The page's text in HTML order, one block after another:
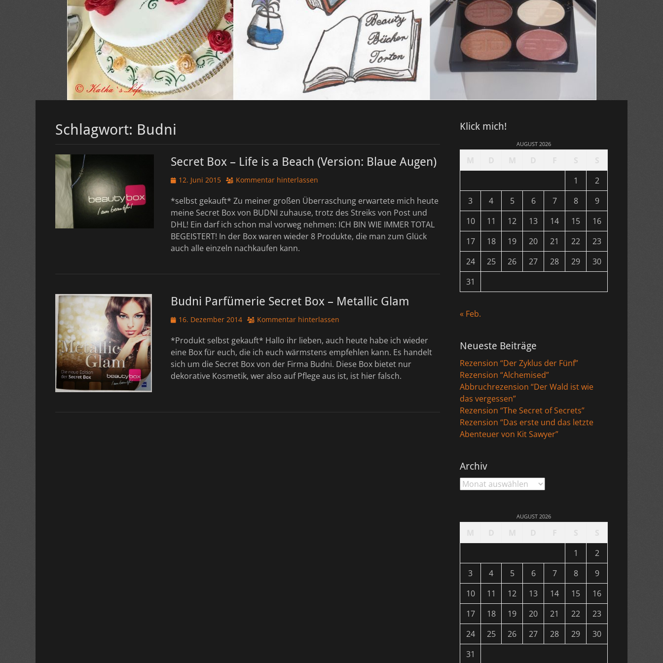
Schlagwort: Budni
Secret Box – Life is a Beach (Version: Blaue Augen)
Veröffentlicht
12. Juni 2015 Kommentar hinterlassen
*selbst gekauft* Zu meiner großen Überraschung erwartete mich heute
meine Secret Box von BUDNI zuhause, trotz des Streiks von Post und
DHL! Ein darf ich schon mal vorweg nehmen: ICH BIN WIE IMMER TOTAL
BEGEISTERT! In der Box waren wieder 8 Produkte, die man zum Glück
auch alle einzeln nachkaufen kann.
Budni Parfümerie Secret Box – Metallic Glam
Veröffentlicht
16. Dezember 2014 Kommentar hinterlassen
*Produkt selbst gekauft* Hallo ihr lieben, auch heute habe ich wieder
eine Box für euch, die ich euch wärmstens empfehlen kann. Es handelt
sich um die Secret Box von der Firma Budni. Diese Box bietet nur
dekorative Kosmetik, wer also auf Pflege aus ist, ist hier falsch.
Klick mich!
AUGUST 2026
1
2
3
4 5 6 7 8
9
10
11 12 13 14 15
16
17
18 19 20 21 22
23
24
25 26 27 28 29
30
31
« Feb.
Neueste Beiträge
Rezension “Der Zyklus der Fünf”
Rezension “Alchemised”
Abbruchrezension “Der Wald ist wie
das vergessen”
Rezension “The Secret of Secrets”
Rezension “Das erste und das letzte
Abenteuer von Kit Sawyer”
Archiv
Archiv
AUGUST 2026
1
2
3
4 5 6 7 8
9
10
11 12 13 14 15
16
17
18 19 20 21 22
23
24
25 26 27 28 29
30
31